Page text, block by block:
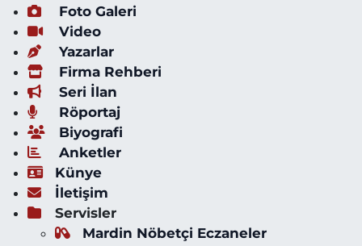
Foto Galeri
Video
Yazarlar
Firma Rehberi
Seri İlan
Röportaj
Biyografi
Anketler
Künye
İletişim
Servisler
Mardin Nöbetçi Eczaneler